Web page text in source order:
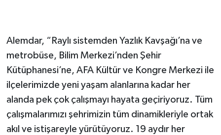
Alemdar, “Raylı sistemden Yazlık Kavşağı’na ve
metrobüse, Bilim Merkezi’nden Şehir
Kütüphanesi’ne, AFA Kültür ve Kongre Merkezi ile
ilçelerimizde yeni yaşam alanlarına kadar her
alanda pek çok çalışmayı hayata geçiriyoruz. Tüm
çalışmalarımızı şehrimizin tüm dinamikleriyle ortak
akıl ve istişareyle yürütüyoruz. 19 aydır her